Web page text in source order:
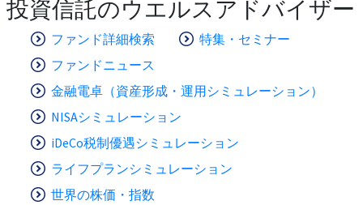
投資信託のウエルスアドバイザー
ファンド詳細検索
特集・セミナー
ファンドニュース
金融電卓（資産形成・運用シミュレーション）
NISAシミュレーション
iDeCo税制優遇シミュレーション
ライフプランシミュレーション
世界の株価・指数